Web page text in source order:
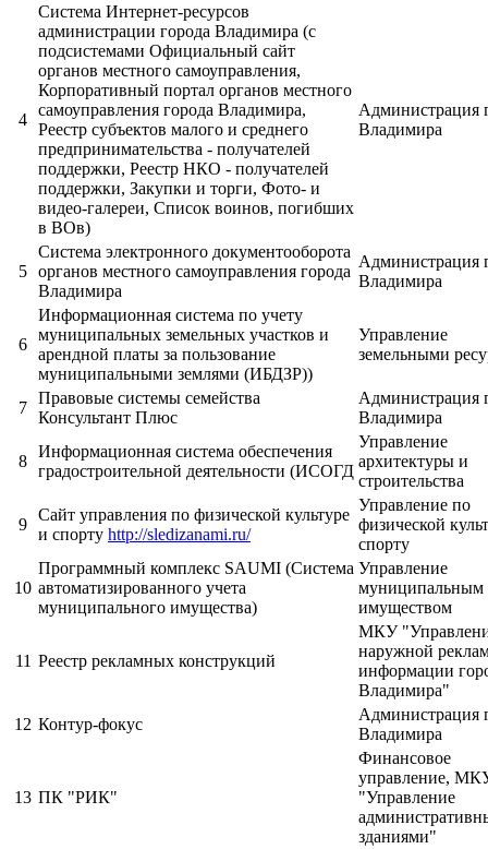
4
Система Интернет-ресурсов
администрации города Владимира (с
подсистемами Официальный сайт
органов местного самоуправления,
Корпоративный портал органов местного
самоуправления города Владимира,
Реестр субъектов малого и среднего
предпринимательства - получателей
поддержки, Реестр НКО - получателей
поддержки, Закупки и торги, Фото- и
видео-галереи, Список воинов, погибших
в ВОв)
Администрация
Владимира
5
Система электронного документооборота
органов местного самоуправления города
Владимира
Администрация
Владимира
6
Информационная система по учету
муниципальных земельных участков и
арендной платы за пользование
муниципальными землями (ИБДЗР))
Управление
земельными
7
Правовые системы семейства
Консультант Плюс
Администрация
Владимира
8
Информационная система обеспечения
градостроительной деятельности (ИСОГД
Управление
архитектуры и
строительства
9
Сайт управления по физической культуре
и спорту http://sledizanami.ru/
Управление по
физической
спорту
10
Программный комплекс SAUMI (Система
автоматизированного учета
муниципального имущества)
Управление
муниципальным
имуществом
11 Реестр рекламных конструкций
МКУ
наружной
информации
Владимира"
12 Контур-фокус
Администрация
Владимира
13 ПК "РИК"
Финансовое
управление,
"Управление
зданиями"